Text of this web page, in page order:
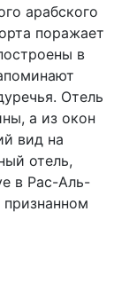
арабского
поражает
в
Отель
а из окон
вид на
отель,
в Рас-Аль-